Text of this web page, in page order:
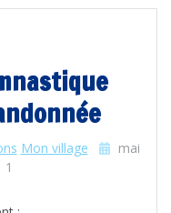
Mon village
mai
1